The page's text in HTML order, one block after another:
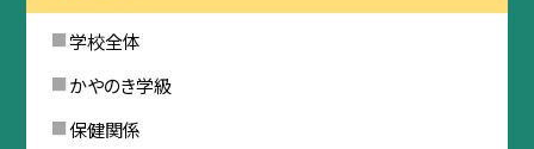
学校全体
かやのき学級
保健関係